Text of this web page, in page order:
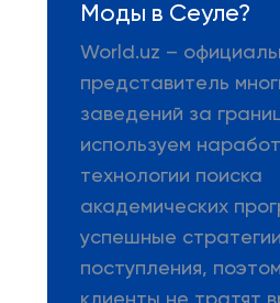
Моды в Сеуле?
World.uz –
представитель
заведений за
используем
технологии поиска
академических
успешные стратегии
поступления,